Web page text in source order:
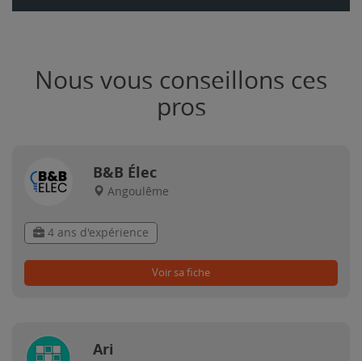
Nous vous conseillons ces
pros
B&B Élec
Angoulême
4 ans d'expérience
Voir sa fiche
Ari